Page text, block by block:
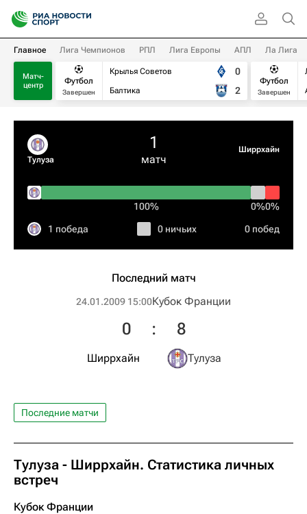
Главное Лига Чемпионов РПЛ Лига Европы АПЛ Ла Лига
Матч-
центр
Футбол
Завершен
Крылья Советов
Балтика
0
2
Футбол
Завершен
Тулуза
1
матч
Ширрхайн
100% 0%0%
1 победа 0 ничьих 0 побед
Последний матч
24.01.2009 15:00Кубок Франции
Ширрхайн
0 : 8
Тулуза
Последние матчи
Тулуза - Ширрхайн. Статистика личных
встреч
Кубок Франции